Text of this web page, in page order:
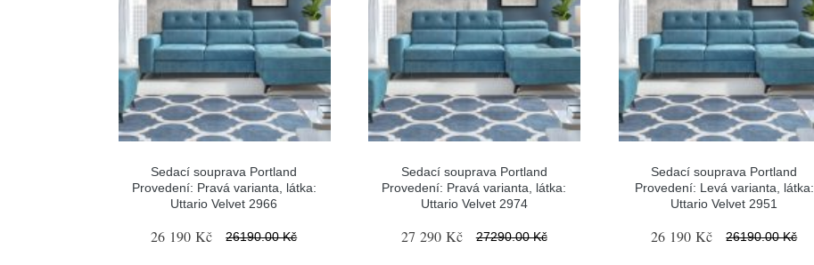
Sedací souprava Portland
Provedení: Pravá varianta, látka:
Uttario Velvet 2966
26 190 Kč 26190.00 Kč
Sedací souprava Portland
Provedení: Pravá varianta, látka:
Uttario Velvet 2974
27 290 Kč 27290.00 Kč
Sedací souprava Portland
Provedení: Levá varianta, látka:
Uttario Velvet 2951
26 190 Kč 26190.00 Kč